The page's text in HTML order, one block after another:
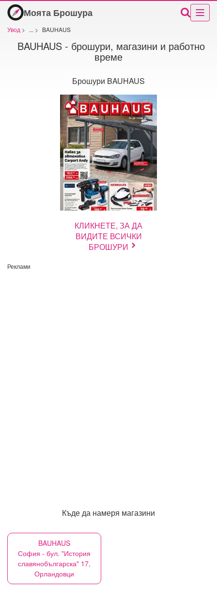
Моята Брошура
Увод > ... > BAUHAUS
BAUHAUS - брошури, магазини и работно
време
Брошури BAUHAUS
КЛИКНЕТЕ, ЗА ДА
ВИДИТЕ ВСИЧКИ
БРОШУРИ
Реклами
Къде да намеря магазини
BAUHAUS
София - бул. "История
славянобългарска" 17,
Орландовци